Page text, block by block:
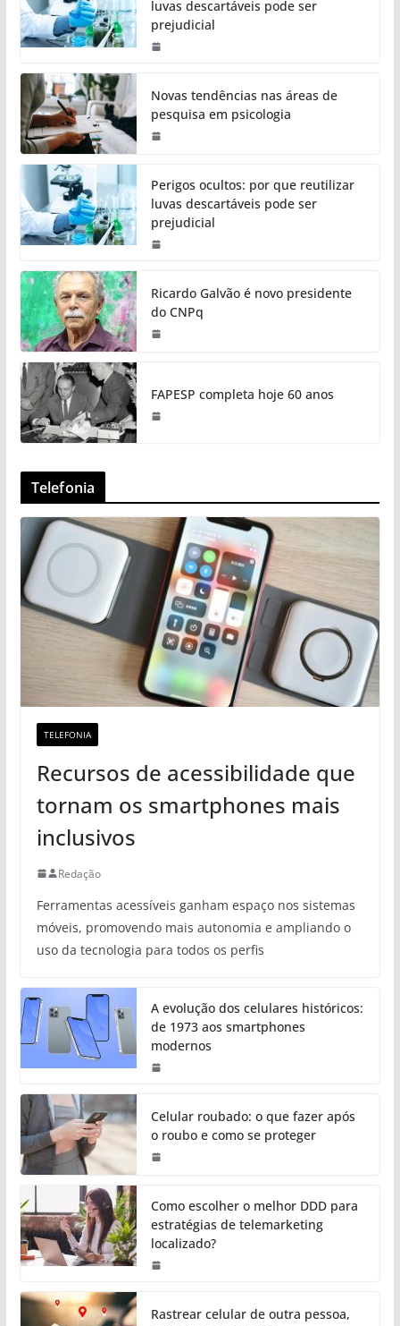
luvas descartáveis pode ser
prejudicial
Novas tendências nas áreas de
pesquisa em psicologia
Perigos ocultos: por que reutilizar
luvas descartáveis pode ser
prejudicial
Ricardo Galvão é novo presidente
do CNPq
FAPESP completa hoje 60 anos
Telefonia
TELEFONIA
Recursos de acessibilidade que
tornam os smartphones mais
inclusivos
Redação
Ferramentas acessíveis ganham espaço nos sistemas
móveis, promovendo mais autonomia e ampliando o
uso da tecnologia para todos os perfis
A evolução dos celulares históricos:
de 1973 aos smartphones
modernos
Celular roubado: o que fazer após
o roubo e como se proteger
Como escolher o melhor DDD para
estratégias de telemarketing
localizado?
Rastrear celular de outra pessoa,